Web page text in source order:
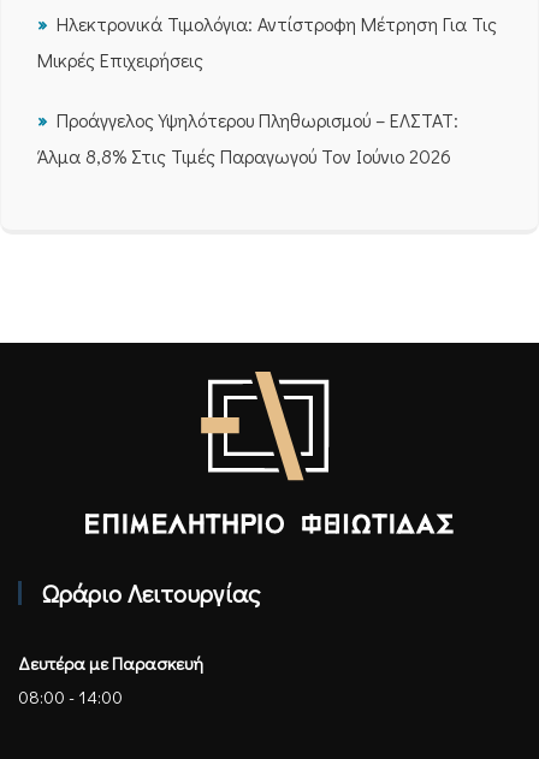
Ηλεκτρονικά Τιμολόγια: Αντίστροφη Μέτρηση Για Τις
Μικρές Επιχειρήσεις
Προάγγελος Υψηλότερου Πληθωρισμού – ΕΛΣΤΑΤ:
Άλμα 8,8% Στις Τιμές Παραγωγού Τον Ιούνιο 2026
Ωράριο Λειτουργίας
Δευτέρα με Παρασκευή
08:00 - 14:00